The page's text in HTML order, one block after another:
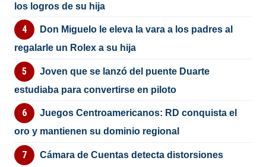
los logros de su hija
Don Miguelo le eleva la vara a los padres al
regalarle un Rolex a su hija
Joven que se lanzó del puente Duarte
estudiaba para convertirse en piloto
Juegos Centroamericanos: RD conquista el
oro y mantienen su dominio regional
Cámara de Cuentas detecta distorsiones